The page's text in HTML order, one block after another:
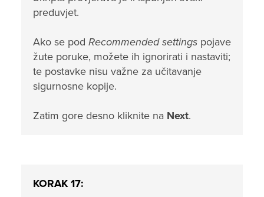
preduvjet.
Ako se pod Recommended settings pojave
žute poruke, možete ih ignorirati i nastaviti;
te postavke nisu važne za učitavanje
sigurnosne kopije.
Zatim gore desno kliknite na Next.
KORAK 17: